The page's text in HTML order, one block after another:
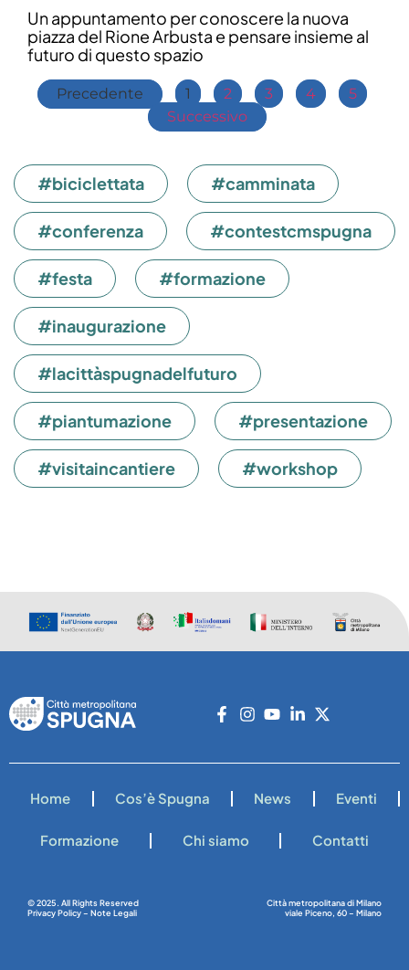
Un appuntamento per conoscere la nuova
piazza del Rione Arbusta e pensare insieme al
futuro di questo spazio
Precedente 1 2 3 4
5
Successivo
#biciclettata #camminata
#conferenza #contestcmspugna
#festa #formazione
#inaugurazione
#lacittàspugnadelfuturo
#piantumazione #presentazione
#visitaincantiere #workshop
Home Cos’è Spugna News Eventi
Formazione Chi siamo Contatti
© 2025. All Rights Reserved
Privacy Policy – Note Legali
Città metropolitana di Milano
viale Piceno, 60 – Milano